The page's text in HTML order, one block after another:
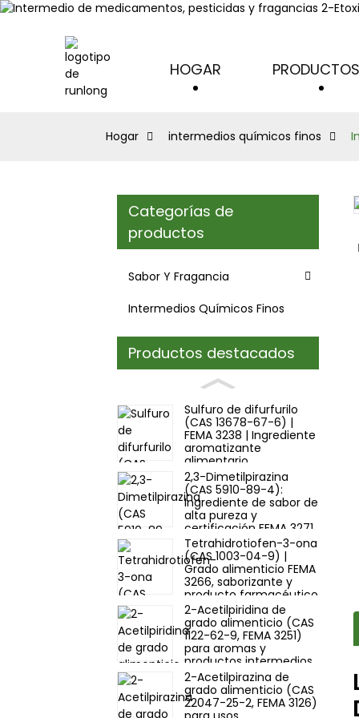
HOGAR PRODUCTOS
Hogar intermedios químicos finos
Categorías de
productos
Sabor Y Fragancia
Intermedios Químicos Finos
Productos destacados
Sulfuro de difurfurilo
(CAS 13678-67-6) |
FEMA 3238 | Ingrediente
aromatizante
alimentario
2,3-Dimetilpirazina
(CAS 5910-89-4):
Ingrediente de sabor de
alta pureza y
certificación FEMA 3271
| Proveedor
Tetrahidrotiofen-3-ona
(CAS 1003-04-9) |
Grado alimenticio FEMA
3266, saborizante y
producto farmacéutico
intermedio
2-Acetilpiridina de
grado alimenticio (CAS
1122-62-9, FEMA 3251)
para aromas y
productos intermedios
farmacéuticos
2-Acetilpirazina de
grado alimenticio (CAS
22047-25-2, FEMA 3126)
Loading...
Loading...